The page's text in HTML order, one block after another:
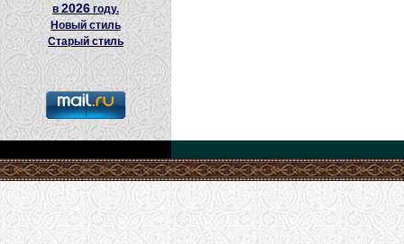
в2026 году.
Новый стиль
Старый стиль